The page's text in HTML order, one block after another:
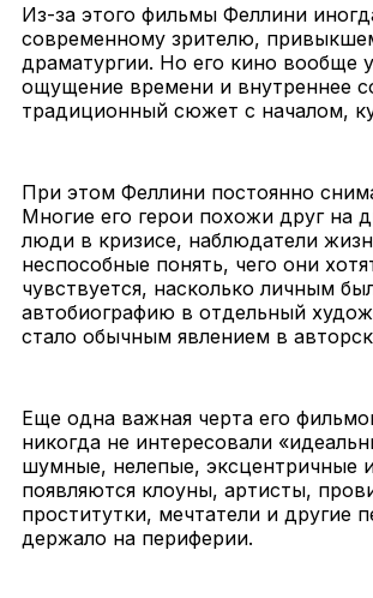
Из-за этого фильмы Феллини
современному зрителю,
драматургии. Но его кино вообще
ощущение времени и внутреннее
традиционный сюжет с началом,
При этом Феллини постоянно
Многие его герои похожи друг на
люди в кризисе, наблюдатели
неспособные понять, чего они
чувствуется, насколько личным
автобиографию в отдельный
стало обычным явлением в
Еще одна важная черта его
никогда не интересовали
шумные, нелепые, эксцентричные
появляются клоуны, артисты,
проститутки, мечтатели и другие
держало на периферии.